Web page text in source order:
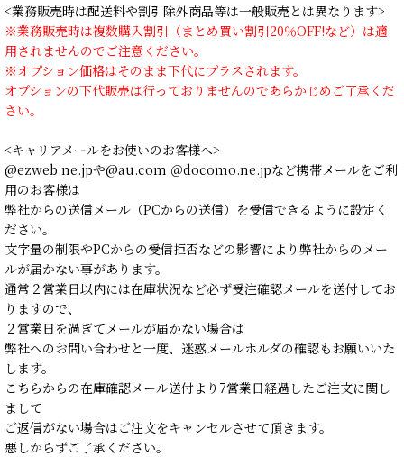
<業務販売時は配送料や割引除外商品等は一般販売とは異なります>
※業務販売時は複数購入割引（まとめ買い割引20％OFF!など）は適
用されませんのでご注意ください。
※オプション価格はそのまま下代にプラスされます。
オプションの下代販売は行っておりませんのであらかじめご了承くだ
さい。
<キャリアメールをお使いのお客様へ>
@ezweb.ne.jpや@au.com ＠docomo.ne.jpなど携帯メールをご利
用のお客様は
弊社からの送信メール（PCからの送信）を受信できるように設定く
ださい。
文字量の制限やPCからの受信拒否などの影響により弊社からのメー
ルが届かない事があります。
通常２営業日以内には在庫状況など必ず受注確認メールを送付してお
りますので、
２営業日を過ぎてメールが届かない場合は
弊社へのお問い合わせと一度、迷惑メールホルダの確認もお願いいた
します。
こちらからの在庫確認メール送付より7営業日経過したご注文に関し
まして
ご返信がない場合はご注文をキャンセルさせて頂きます。
悪しからずご了承ください。